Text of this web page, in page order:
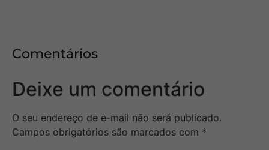
Comentários
Deixe um comentário
O seu endereço de e-mail não será publicado.
Campos obrigatórios são marcados com *